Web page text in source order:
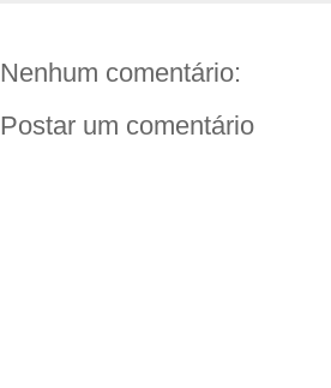
Nenhum comentário:
Postar um comentário